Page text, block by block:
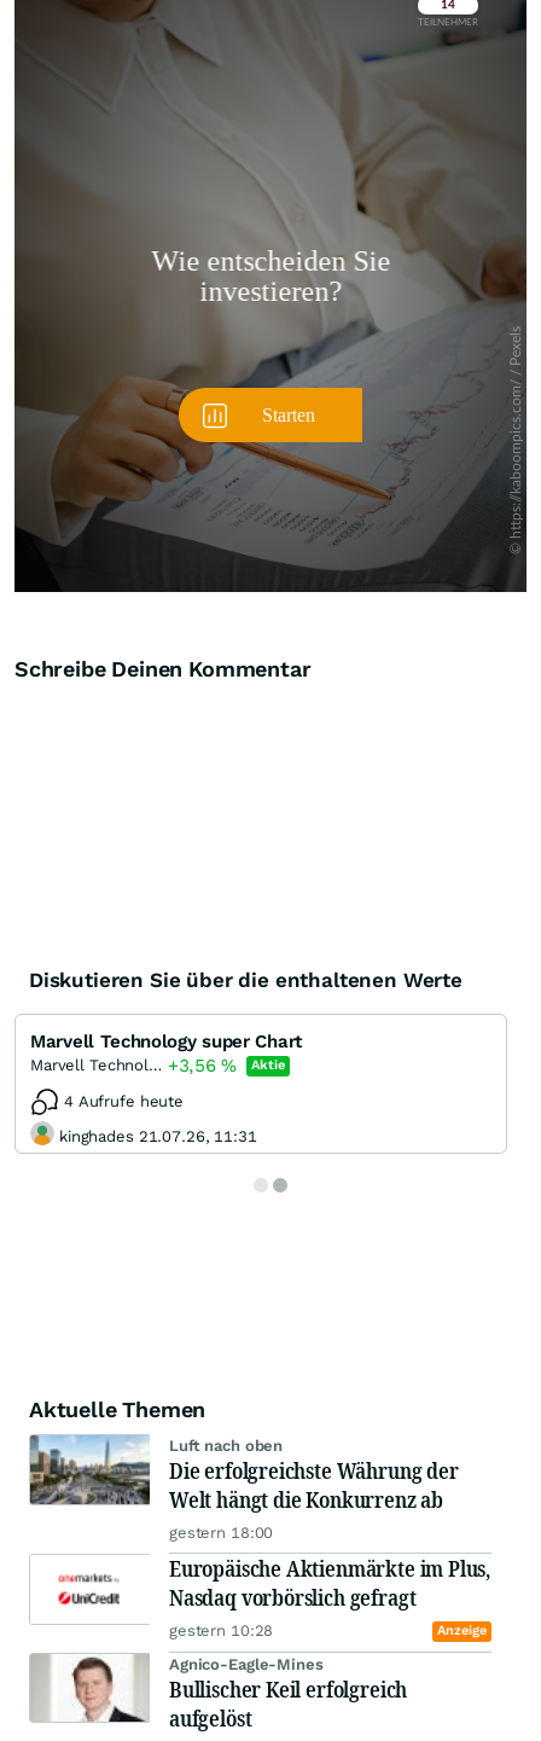
Überspringen
Überspringen
Schreibe Deinen Kommentar
Diskutieren Sie über die enthaltenen Werte
Marvell Technology super Chart
Marvell Technology +3,56% Aktie
4 Aufrufe heute
kinghades 21.07.26, 11:31
Aktuelle Themen
Luft nach oben
Die erfolgreichste Währung der
Welt hängt die Konkurrenz ab
gestern 18:00
Europäische Aktienmärkte im Plus,
Nasdaq vorbörslich gefragt
gestern 10:28 Anzeige
Agnico-Eagle-Mines
Bullischer Keil erfolgreich
aufgelöst